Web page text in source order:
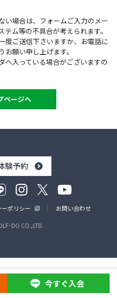
い場合は、フォームご入力のメー
ム等の不具合が考えられます。
度ご送信下さいますか、お電話に
願い申し上げます。
へ入っている場合がございますの
ページへ
今すぐ入会
ポリシー お問い合わせ
験予約
･DO CO.,LTD.